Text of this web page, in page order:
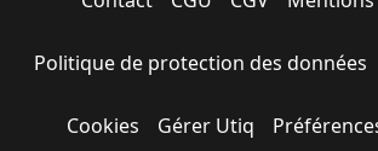
Politique de protection des données
Cookies Gérer Utiq